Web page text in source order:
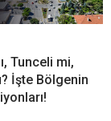
Tunceli mi,
İşte Bölgenin